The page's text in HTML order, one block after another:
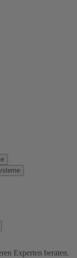
Experten beraten.